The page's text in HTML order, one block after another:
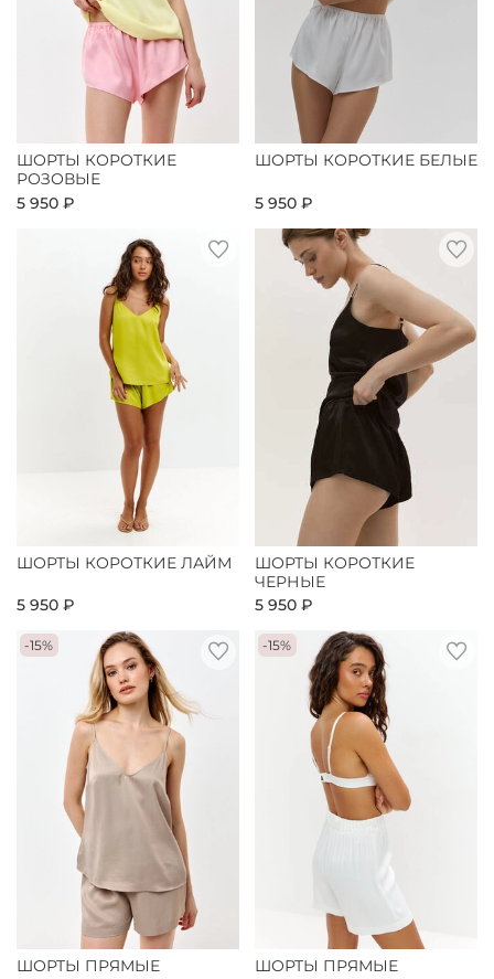
ШОРТЫ КОРОТКИЕ
РОЗОВЫЕ
5 950 ₽
ШОРТЫ КОРОТКИЕ БЕЛЫЕ
5 950 ₽
ШОРТЫ КОРОТКИЕ ЛАЙМ
5 950 ₽
ШОРТЫ КОРОТКИЕ
ЧЕРНЫЕ
5 950 ₽
-15%
ШОРТЫ ПРЯМЫЕ
-15%
ШОРТЫ ПРЯМЫЕ